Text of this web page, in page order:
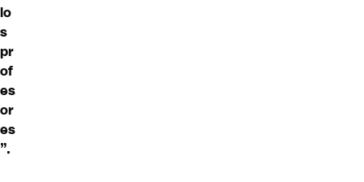
lo
s
pr
of
es
or
es
”.